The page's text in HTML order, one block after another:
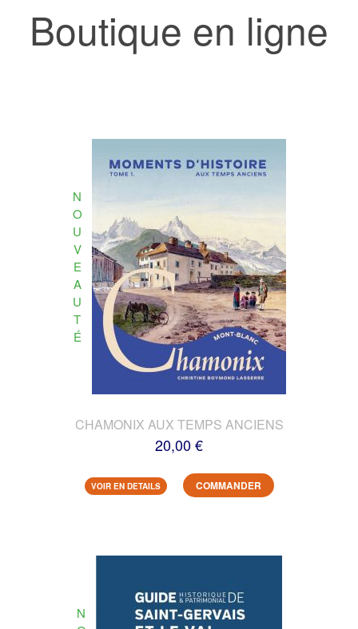
Boutique en ligne
N
O
U
V
E
A
U
T
É
CHAMONIX AUX TEMPS ANCIENS
20,00 €
VOIR EN DETAILS COMMANDER
N